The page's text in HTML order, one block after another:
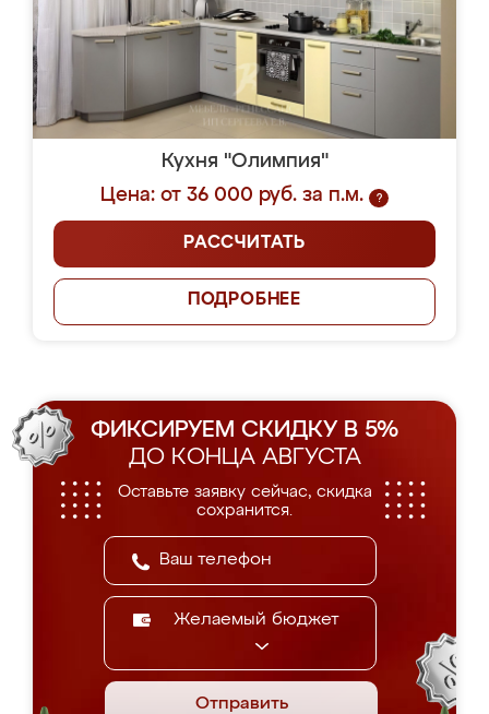
Кухня "Олимпия"
Цена: от 36 000 руб. за п.м.
?
РАССЧИТАТЬ
ПОДРОБНЕЕ
ФИКСИРУЕМ СКИДКУ В 5%
ДО КОНЦА АВГУСТА
Оставьте заявку сейчас, скидка
сохранится.
Желаемый бюджет
Отправить